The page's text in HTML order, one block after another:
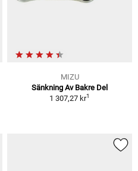
MIZU
Sänkning Av Bakre Del
1 307,27 kr1